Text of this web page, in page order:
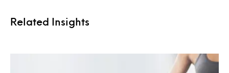
Related Insights